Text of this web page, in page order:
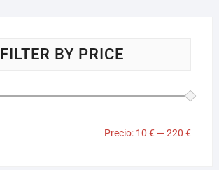
FILTER BY PRICE
Precio: 10 € —220 €